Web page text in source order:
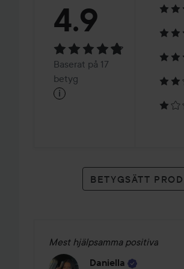
Betyg:
4.9
på
betyg
4.9
Baserat på 17
betyg
i
BETYGSÄTT
Mest hjälpsamma positiva
Daniella